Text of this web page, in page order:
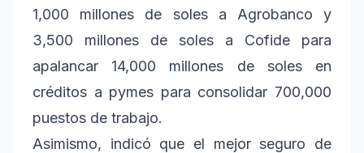
1,000 millones de soles a Agrobanco y
3,500 millones de soles a Cofide para
apalancar 14,000 millones de soles en
créditos a pymes para consolidar 700,000
puestos de trabajo.
Asimismo, indicó que el mejor seguro de